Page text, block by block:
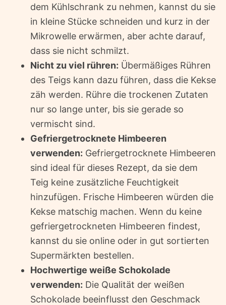
dem Kühlschrank zu nehmen, kannst du sie
in kleine Stücke schneiden und kurz in der
Mikrowelle erwärmen, aber achte darauf,
dass sie nicht schmilzt.
Nicht zu viel rühren: Übermäßiges Rühren
des Teigs kann dazu führen, dass die Kekse
zäh werden. Rühre die trockenen Zutaten
nur so lange unter, bis sie gerade so
vermischt sind.
Gefriergetrocknete Himbeeren
verwenden: Gefriergetrocknete Himbeeren
sind ideal für dieses Rezept, da sie dem
Teig keine zusätzliche Feuchtigkeit
hinzufügen. Frische Himbeeren würden die
Kekse matschig machen. Wenn du keine
gefriergetrockneten Himbeeren findest,
kannst du sie online oder in gut sortierten
Supermärkten bestellen.
Hochwertige weiße Schokolade
verwenden: Die Qualität der weißen
Schokolade beeinflusst den Geschmack